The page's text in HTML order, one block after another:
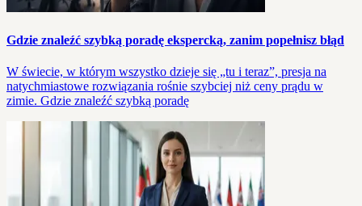
Gdzie znaleźć szybką poradę ekspercką, zanim popełnisz błąd
W świecie, w którym wszystko dzieje się „tu i teraz”, presja na
natychmiastowe rozwiązania rośnie szybciej niż ceny prądu w
zimie. Gdzie znaleźć szybką poradę